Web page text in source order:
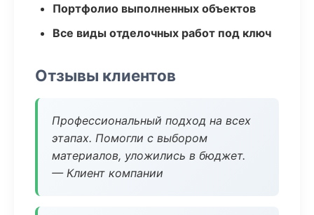
Портфолио выполненных объектов
Все виды отделочных работ под ключ
Отзывы клиентов
Профессиональный подход на всех
этапах. Помогли с выбором
материалов, уложились в бюджет.
— Клиент компании